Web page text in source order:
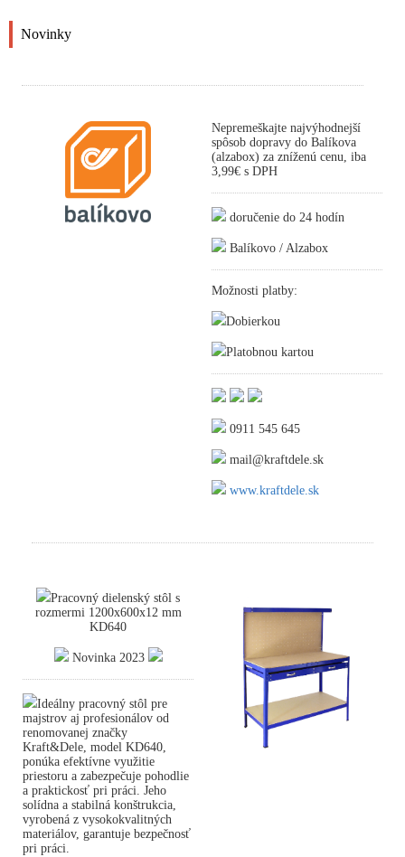
Novinky
Nepremeškajte najvýhodnejší
spôsob dopravy do Balíkova
(alzabox) za zníženú cenu, iba
3,99€ s DPH
doručenie do 24 hodín
Balíkovo / Alzabox
Možnosti platby:
Dobierkou
Platobnou kartou
0911 545 645
mail@kraftdele.sk
www.kraftdele.sk
Pracovný dielenský stôl s
rozmermi 1200x600x12 mm
KD640
Novinka 2023
Ideálny pracovný stôl pre
majstrov aj profesionálov od
renomovanej značky
Kraft&Dele, model KD640,
ponúka efektívne využitie
priestoru a zabezpečuje pohodlie
a praktickosť pri práci. Jeho
solídna a stabilná konštrukcia,
vyrobená z vysokokvalitných
materiálov, garantuje bezpečnosť
pri práci.